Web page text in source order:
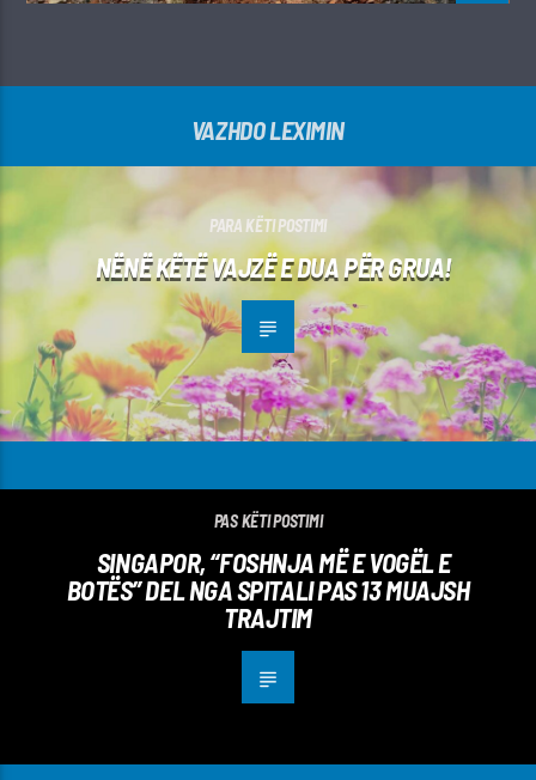
VAZHDO LEXIMIN
PARA KËTI POSTIMI
NËNË KËTË VAJZË E DUA PËR GRUA!
PAS KËTI POSTIMI
SINGAPOR, “FOSHNJA MË E VOGËL E
BOTËS” DEL NGA SPITALI PAS 13 MUAJSH
TRAJTIM